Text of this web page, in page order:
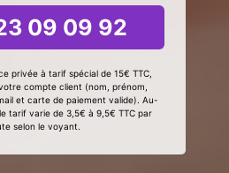
09 09 92
privée à tarif spécial de 15€ TTC,
compte client (nom, prénom,
et carte de paiement valide). Au-
tarif varie de 3,5€ à 9,5€ TTC par
selon le voyant.